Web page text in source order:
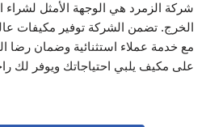
شركة الزمرد هي الوجهة الأمثل
الخرج. تضمن الشركة توفير مكيفات
مع خدمة عملاء استثنائية وضمان رضا
على مكيف يلبي احتياجاتك ويوفر لك